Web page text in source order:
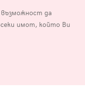
възможност да
имот, който Ви